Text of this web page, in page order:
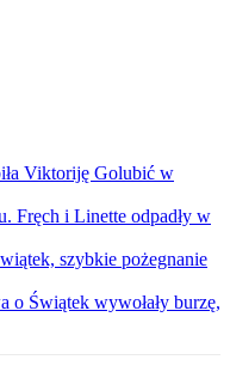
Viktoriję Golubić w
Fręch i Linette odpadły w
szybkie pożegnanie
o Świątek wywołały burzę,